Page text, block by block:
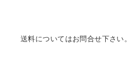
送料についてはお問合せ下さい。